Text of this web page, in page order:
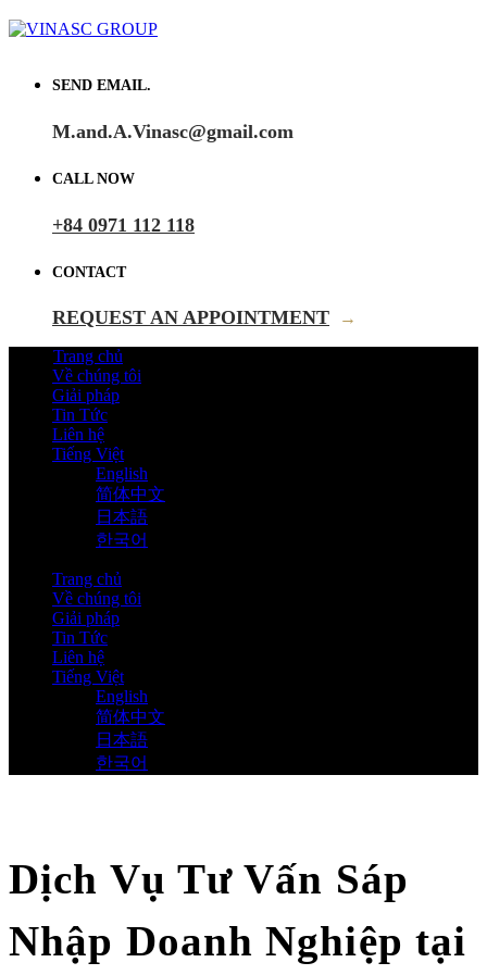
SEND EMAIL.
M.and.A.Vinasc@gmail.com
CALL NOW
+84 0971 112 118
CONTACT
REQUEST AN APPOINTMENT →
Trang chủ
Về chúng tôi
Giải pháp
Tin Tức
Liên hệ
Tiếng Việt
English
简体中文
日本語
한국어
Trang chủ
Về chúng tôi
Giải pháp
Tin Tức
Liên hệ
Tiếng Việt
English
简体中文
日本語
한국어
Dịch Vụ Tư Vấn Sáp
Nhập Doanh Nghiệp tại